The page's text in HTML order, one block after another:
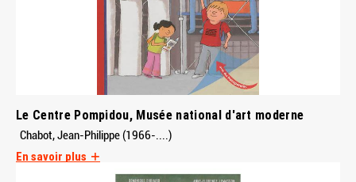
Le Centre Pompidou, Musée national d'art moderne
Chabot, Jean-Philippe (1966-....)
En savoir plus